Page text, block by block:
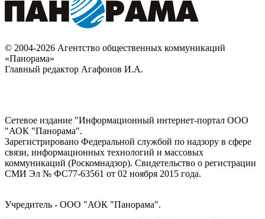
© 2004-2026 Агентство общественных коммуникаций
«Панорама»
Главный редактор Агафонов И.А.
Сетевое издание "Информационный интернет-портал ООО
"АОК "Панорама".
Зарегистрировано Федеральной службой по надзору в сфере
связи, информационных технологий и массовых
коммуникаций (Роскомнадзор). Cвидетельство о регистрации
СМИ Эл № ФС77-63561 от 02 ноября 2015 года.
Учредитель - ООО "АОК "Панорама".